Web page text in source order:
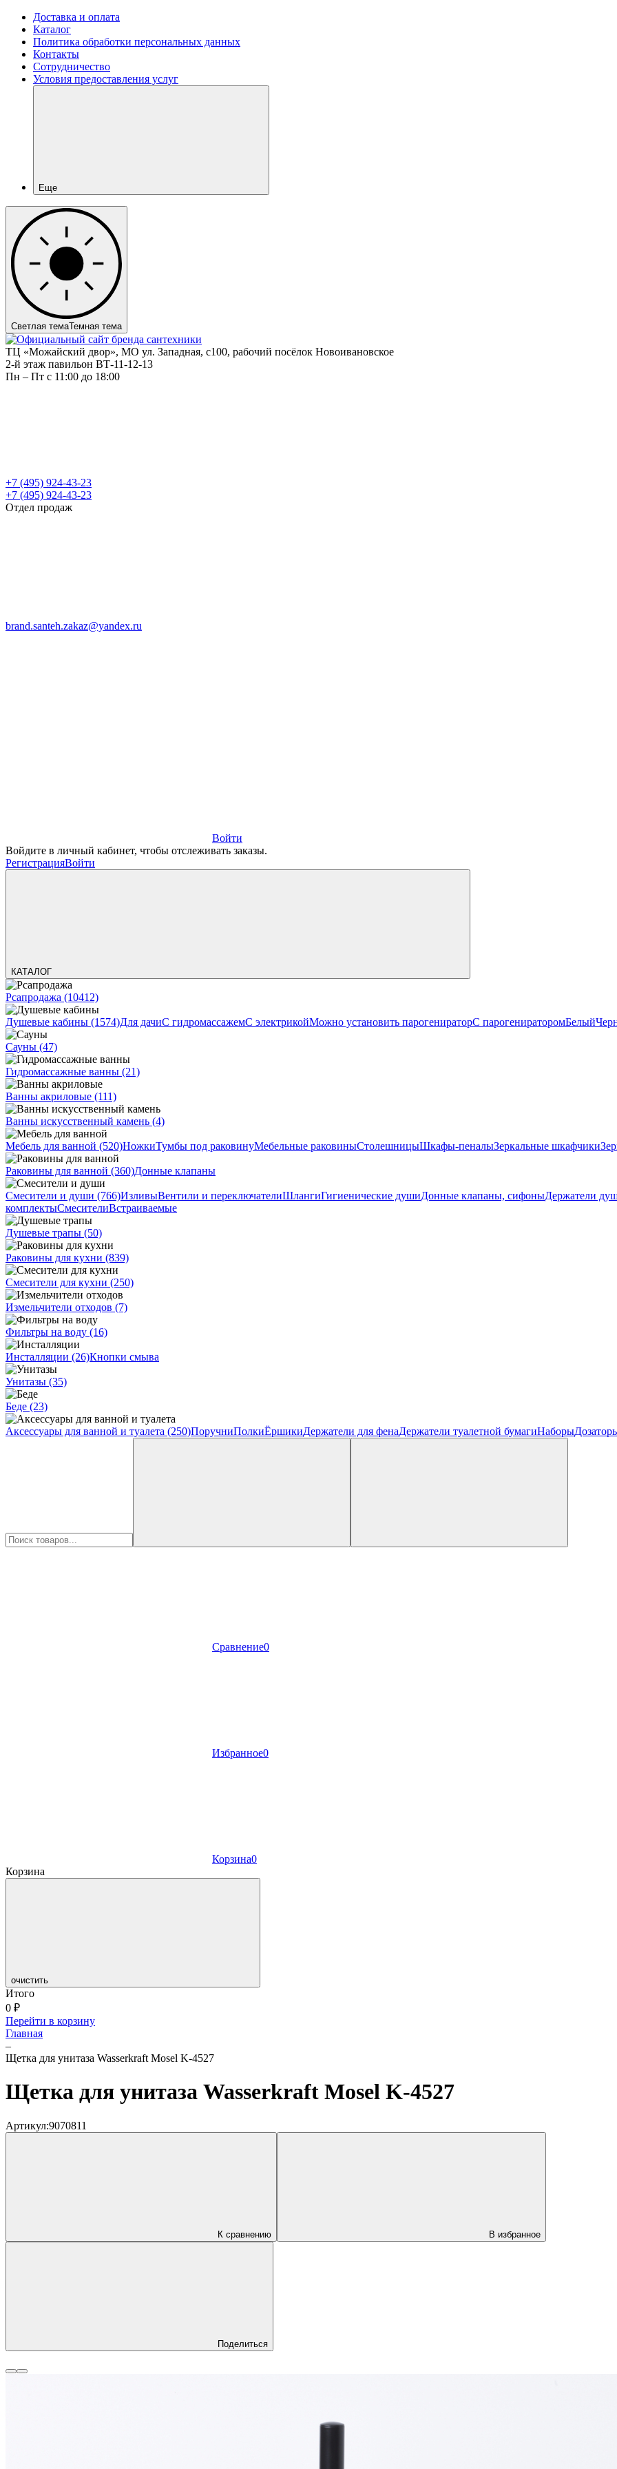
Доставка и оплата
Каталог
Политика обработки персональных данных
Контакты
Сотрудничество
Условия предоставления услуг
Еще
Светлая темаТемная тема
ТЦ «Можайский двор», МО ул. Западная, с100, рабочий посёлок Новоивановское
2-й этаж павильон ВТ-11-12-13
Пн – Пт c 11:00 до 18:00
+7 (495) 924-43-23
+7 (495) 924-43-23
Отдел продаж
brand.santeh.zakaz@yandex.ru
Войти
Войдите в личный кабинет, чтобы отслеживать заказы.
РегистрацияВойти
КАТАЛОГ
Рсапродажа (10412)
Душевые кабины (1574)Для дачиС гидромассажемС электрикойМожно установить парогенираторС парогенираторомБелый
Сауны (47)
Гидромассажные ванны (21)
Ванны акриловые (111)
Ванны искусственный камень (4)
Мебель для ванной (520)НожкиТумбы под раковинуМебельные раковиныСтолешницыШкафы-пеналыЗеркальные шкафчики
Раковины для ванной (360)Донные клапаны
Смесители и души (766)ИзливыВентили и переключателиШлангиГигиенические душиДонные клапаны, сифоныДержатели
комплектыСмесителиВстраиваемые
Душевые трапы (50)
Раковины для кухни (839)
Смесители для кухни (250)
Измельчители отходов (7)
Фильтры на воду (16)
Инсталляции (26)Кнопки смыва
Унитазы (35)
Беде (23)
Аксессуары для ванной и туалета (250)ПоручниПолкиЁршикиДержатели для фенаДержатели туалетной бумагиНаборы
Сравнение0
Избранное0
Корзина0
Корзина
очистить
Итого
0 ₽
Перейти в корзину
Главная
–
Щетка для унитаза Wasserkraft Mosel K-4527
Щетка для унитаза Wasserkraft Mosel K-4527
Артикул:9070811
К сравнению В избранное
Поделиться